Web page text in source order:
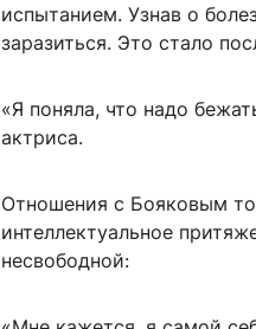
испытанием. Узнав о
заразиться. Это стало
«Я поняла, что надо
актриса.
Отношения с Бояковым
интеллектуальное
несвободной: